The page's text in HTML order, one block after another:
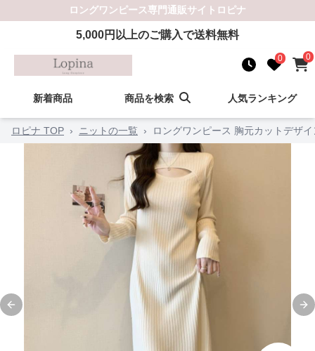
ロングワンピース専門通販サイト ロピナ
5,000円以上のご購入で送料無料
0 0
新着商品 商品を検索 人気ランキング
ロピナ TOP › ニットの一覧 › ロングワンピース 胸元カットデザ
Previous slide